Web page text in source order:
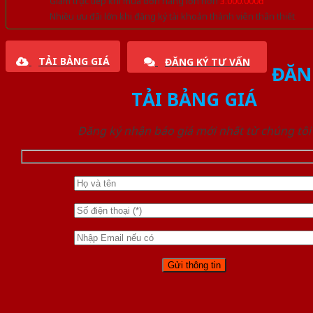
Nhiều ưu đãi lớn khi đăng ký tài khoản thành viên thân thiết
TẢI BẢNG GIÁ ĐĂNG KÝ TƯ VẤN
TẢI BẢNG GIÁ
Đăng ký nhận báo giá mới nhất từ chúng tôi